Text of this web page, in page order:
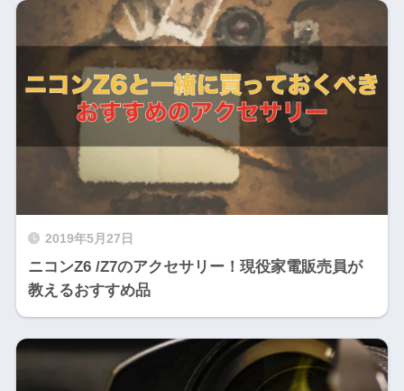
2019年5月27日
ニコンZ6 /Z7のアクセサリー！現役家電販売員が
教えるおすすめ品